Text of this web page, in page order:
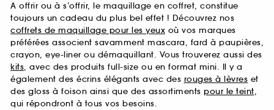
A offrir ou à s’offrir, le maquillage en coffret, constitue
toujours un cadeau du plus bel effet ! Découvrez nos
coffrets de maquillage pour les yeux où vos marques
préférées associent savamment mascara, fard à paupières,
crayon, eye-liner ou démaquillant. Vous trouverez aussi des
kits, avec des produits full-size ou en format mini. Il y a
également des écrins élégants avec des rouges à lèvres et
des gloss à foison ainsi que des assortiments pour le teint,
qui répondront à tous vos besoins.